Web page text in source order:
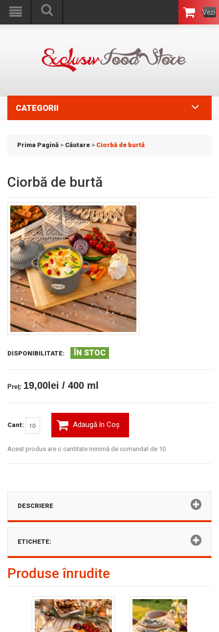
Vezi
Coşul
CATEGORII
Prima Pagină > Căutare > Ciorbă de burtă
Ciorbă de burtă
DISPONIBILITATE: ÎN STOC
Preţ: 19,00lei / 400 ml
Cant: Adaugă în Coş
Acest produs are o cantitate minimă de comandat de 10
DESCRIERE
ETICHETE:
Produse înrudite